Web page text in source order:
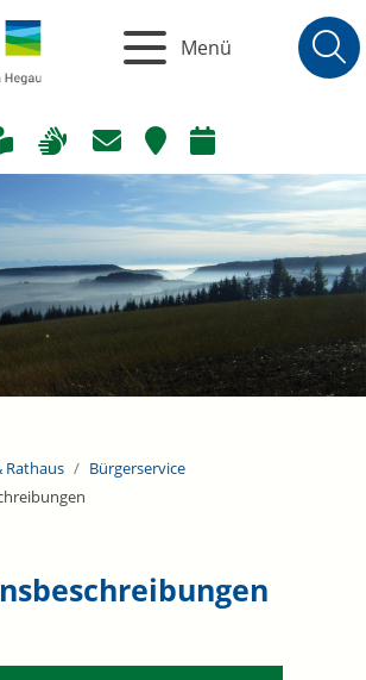
Menü
Rathaus
Bürgerservice